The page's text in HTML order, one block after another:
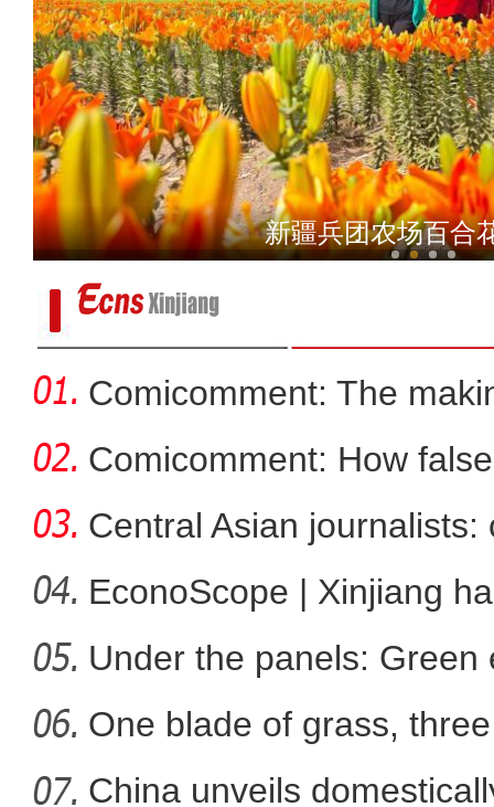
陈瑞峰：外出就业的新疆群众全部基
存在所谓的“强制迁徙
炮制涉疆谎言，西方“造谣
新疆兵团农场百合
Comicomment: The
narratives
Comicomment: How
Xin
Central Asian journalists:
EconoScope | Xinjiang
energ
Under the panels: Green
more
One blade of grass,
China unveils